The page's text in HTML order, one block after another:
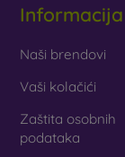
Daje
za mobitel
Informacija
Naši brendovi
Vaši kolačići
Zaštita osobnih
podataka